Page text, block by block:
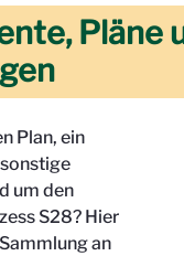
Pläne
Plan, ein
um den
S28? Hier
an